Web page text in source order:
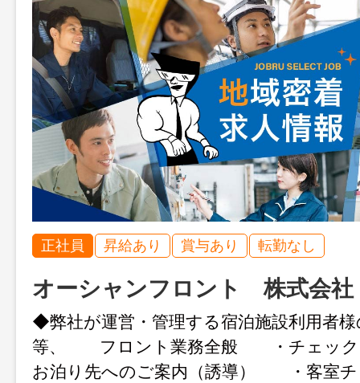
正社員 昇給あり 賞与あり 転勤なし
オーシャンフロント 株式会社
◆弊社が運営・管理する宿泊施設利用者
等、 フロント業務全般 ・チェック
お泊り先へのご案内（誘導） ・客室チ